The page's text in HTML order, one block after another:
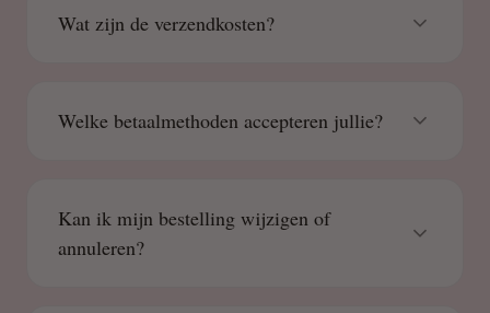
Wat zijn de verzendkosten?
Welke betaalmethoden accepteren jullie?
Kan ik mijn bestelling wijzigen of
annuleren?